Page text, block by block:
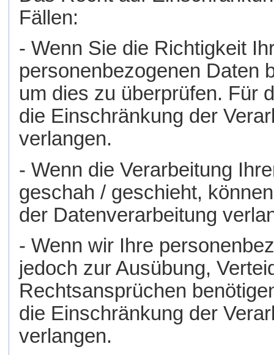
Fällen:
- Wenn Sie die Richtigkeit
personenbezogenen Daten
um dies zu überprüfen. Für
die Einschränkung der
verlangen.
- Wenn die Verarbeitung
geschah / geschieht,
der Datenverarbeitung
- Wenn wir Ihre
jedoch zur Ausübung,
Rechtsansprüchen
die Einschränkung der
verlangen.